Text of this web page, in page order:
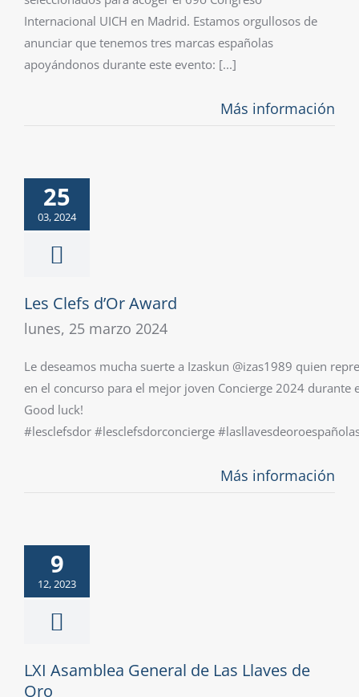
Internacional UICH en Madrid. Estamos orgullosos de
anunciar que tenemos tres marcas españolas
apoyándonos durante este evento: [...]
Más información
25
03, 2024
Les Clefs d’Or Award
lunes, 25 marzo 2024
Le deseamos mucha suerte a Izaskun @izas1989 quien
en el concurso para el mejor joven Concierge 2024 durante
Good luck!
#lesclefsdor #lesclefsdorconcierge
Más información
9
12, 2023
LXI Asamblea General de Las Llaves de
Oro